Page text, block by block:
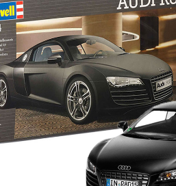
چوبی
بازی
موسیقی